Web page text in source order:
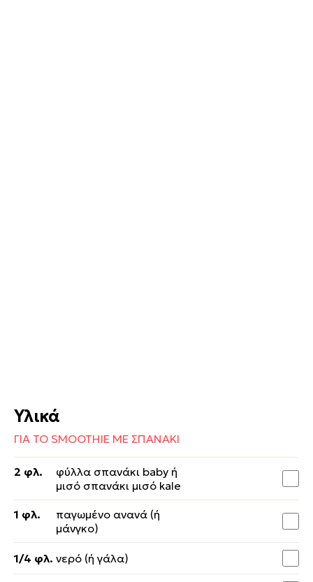
Υλικά
ΓΙΑ ΤΟ SMOOTHIE ΜΕ ΣΠΑΝΑΚΙ
2 φλ.
φύλλα σπανάκι baby ή
μισό σπανάκι μισό kale
1 φλ.
παγωμένο ανανά (ή
μάνγκο)
1/4 φλ. νερό (ή γάλα)